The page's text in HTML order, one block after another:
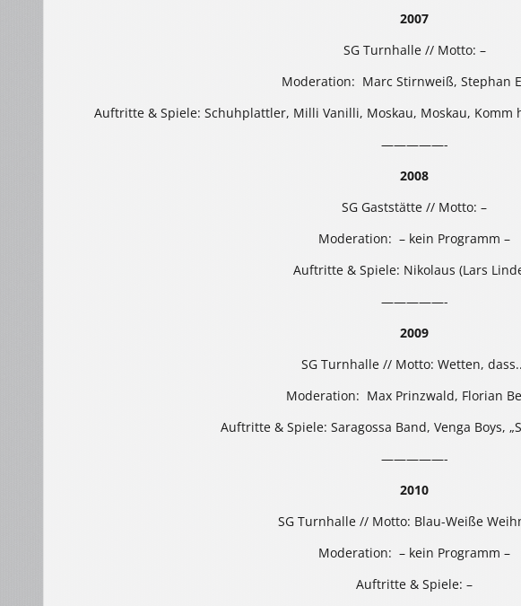
2007
SG Turnhalle // Motto: –
Moderation: Marc Stirnweiß, Stephan
Auftritte & Spiele: Schuhplattler, Milli Vanilli, Moskau, Moskau, Komm
—————-
2008
SG Gaststätte // Motto: –
Moderation: – kein Programm –
Auftritte & Spiele: Nikolaus (Lars
—————-
2009
SG Turnhalle // Motto: Wetten,
Moderation: Max Prinzwald, Florian
Auftritte & Spiele: Saragossa Band, Venga Boys,
—————-
2010
SG Turnhalle // Motto: Blau-Weiße
Moderation: – kein Programm –
Auftritte & Spiele: –